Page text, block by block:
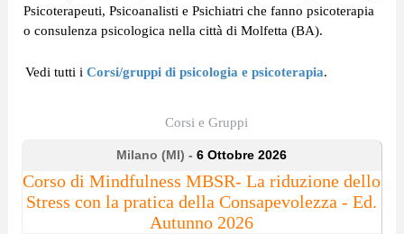
Psicoterapeuti, Psicoanalisti e Psichiatri che fanno psicoterapia
o consulenza psicologica nella città di Molfetta (BA).
Vedi tutti i Corsi/gruppi di psicologia e psicoterapia.
Corsi e Gruppi
Milano (MI) -6 Ottobre 2026
Corso di Mindfulness MBSR- La riduzione dello
Stress con la pratica della Consapevolezza - Ed.
Autunno 2026